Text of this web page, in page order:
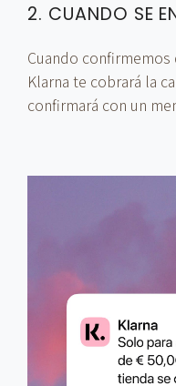
2. CUANDO SE
Cuando
Klarna te cobrará la
confirmará con un